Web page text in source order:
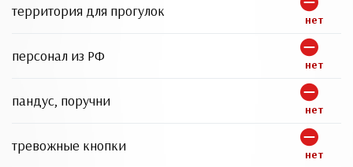
территория для прогулок нет
персонал из РФ нет
пандус, поручни нет
тревожные кнопки нет